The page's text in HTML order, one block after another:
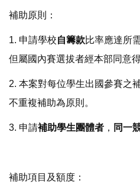
補助原則：
1. 申請學校自籌款比率應達所
但屬國內賽選拔者經本部同意得
2. 本案對每位學生出國參賽之
不重複補助為原則。
3. 申請補助學生團體者 ， 同一
補助項目及額度：